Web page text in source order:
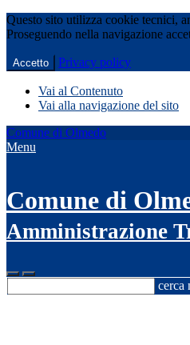
Questo sito utilizza cookie tecnici,
Proseguendo nella navigazione
Accetto Privacy policy
Vai al Contenuto
Vai alla navigazione del sito
Comune di Olmedo
Menu
Comune di
Amministrazione
cerca